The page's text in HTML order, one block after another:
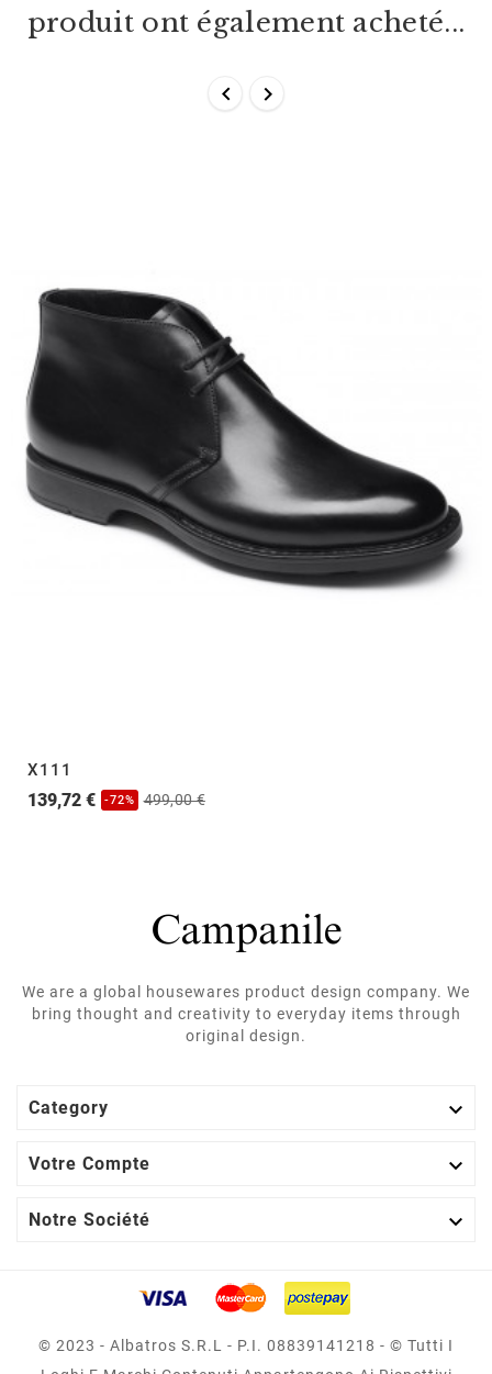
produit ont également acheté...
 
X111
139,72 € -72% 499,00 €
We are a global housewares product design company. We
bring thought and creativity to everyday items through
original design.
Category 
Votre Compte 
Notre Société 
© 2023 - Albatros S.r.l - P.I. 08839141218 - © Tutti I